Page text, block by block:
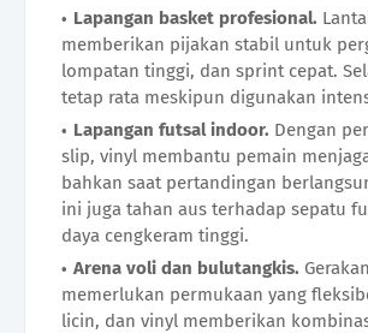
Lapangan basket profesional.
memberikan pijakan stabil untuk
lompatan tinggi, dan sprint cepat.
tetap rata meskipun digunakan
Lapangan futsal indoor. Dengan
slip, vinyl membantu pemain
bahkan saat pertandingan
ini juga tahan aus terhadap sepatu
daya cengkeram tinggi.
Arena voli dan bulutangkis.
memerlukan permukaan yang
licin, dan vinyl memberikan